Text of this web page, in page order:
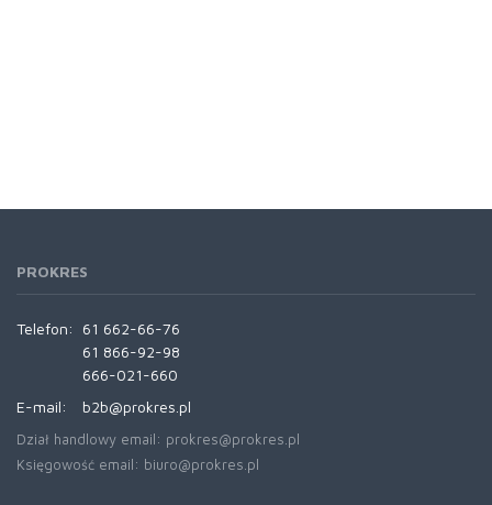
PROKRES
Telefon:
61 662-66-76
61 866-92-98
666-021-660
E-mail:
b2b@prokres.pl
Dział handlowy email: prokres@prokres.pl
Księgowość email: biuro@prokres.pl